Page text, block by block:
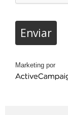
Enviar
Marketing por
ActiveCampaign